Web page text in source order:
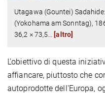
Utagawa (Gountei)
(Yokohama am Sonntag),
36,2 × 73,5… [altro]
L'obiettivo di questa
affiancare, piuttosto che
autoprodotte dell'Europa,